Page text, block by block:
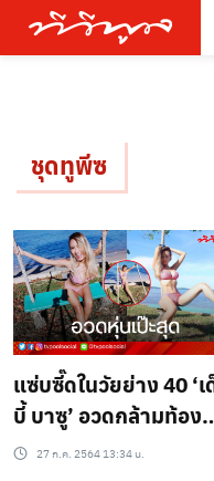
ชุดทูพีซ
แซ่บซี๊ดในวัยย่าง 40 ‘เ
บี้ บาซู’ อวดกล้ามท้อง
แน่นเปรี๊ยะ! ชาวเน็ตกรา
27 ก.ค. 2564 13:34 น.